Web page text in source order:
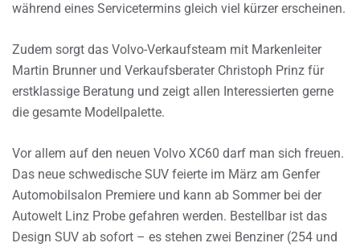
während eines Servicetermins gleich viel kürzer erscheinen.
Zudem sorgt das Volvo-Verkaufsteam mit Markenleiter
Martin Brunner und Verkaufsberater Christoph Prinz für
erstklassige Beratung und zeigt allen Interessierten gerne
die gesamte Modellpalette.
Vor allem auf den neuen Volvo XC60 darf man sich freuen.
Das neue schwedische SUV feierte im März am Genfer
Automobilsalon Premiere und kann ab Sommer bei der
Autowelt Linz Probe gefahren werden. Bestellbar ist das
Design SUV ab sofort – es stehen zwei Benziner (254 und